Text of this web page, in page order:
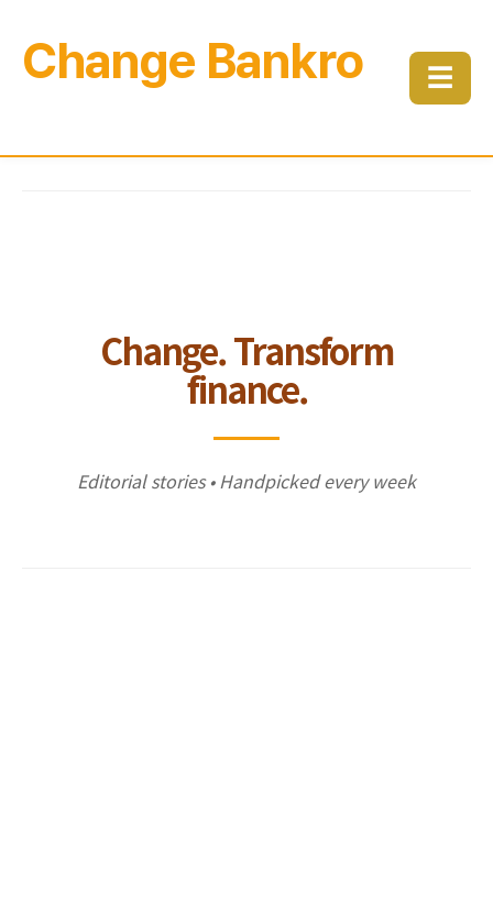
Change Bankro ☰
Change. Transform
finance.
Editorial stories • Handpicked every week